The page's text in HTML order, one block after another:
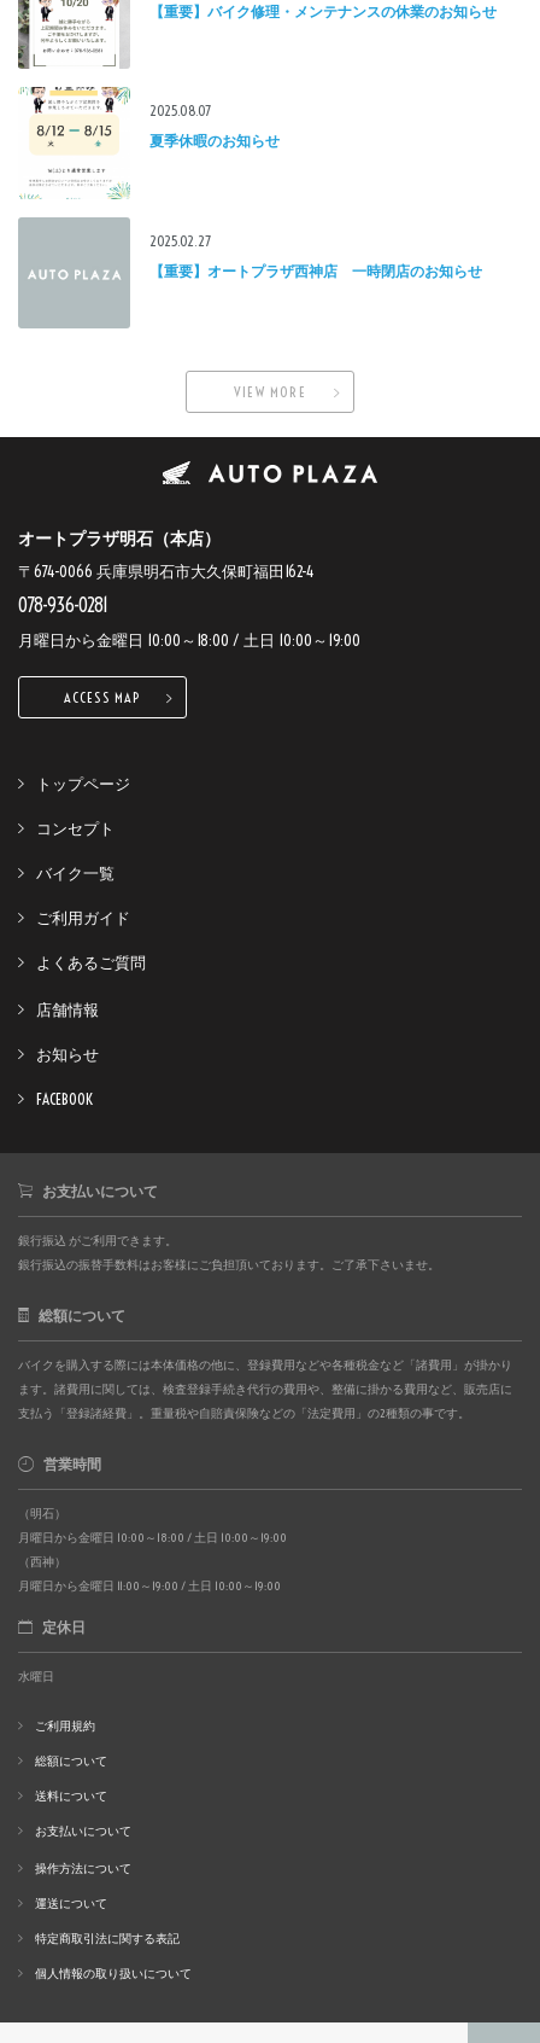
【重要】バイク修理・メンテナンスの休業のお知らせ
2025.08.07
夏季休暇のお知らせ
2025.02.27
【重要】オートプラザ西神店 一時閉店のお知らせ
VIEW MORE
オートプラザ明石（本店）
〒674-0066 兵庫県明石市大久保町福田162-4
078-936-0281
月曜日から金曜日 10:00～18:00 / 土日 10:00～19:00
ACCESS MAP
トップページ
コンセプト
バイク一覧
ご利用ガイド
よくあるご質問
店舗情報
お知らせ
FACEBOOK
お支払いについて
銀行振込 がご利用できます。
銀行振込の振替手数料はお客様にご負担頂いております。ご了承下さいませ。
総額について
バイクを購入する際には本体価格の他に、登録費用などや各種税金など「諸費用」が掛かり
ます。諸費用に関しては、検査登録手続き代行の費用や、整備に掛かる費用など、販売店に
支払う「登録諸経費」。重量税や自賠責保険などの「法定費用」の2種類の事です。
営業時間
（明石）
月曜日から金曜日 10:00～18:00 / 土日 10:00～19:00
（西神）
月曜日から金曜日 11:00～19:00 / 土日 10:00～19:00
定休日
水曜日
ご利用規約
総額について
送料について
お支払いについて
操作方法について
運送について
特定商取引法に関する表記
個人情報の取り扱いについて